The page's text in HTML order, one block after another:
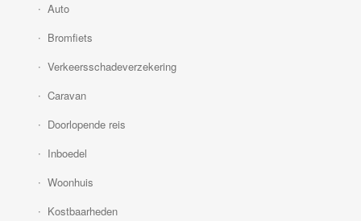
Auto
Bromfiets
Verkeersschadeverzekering
Caravan
Doorlopende reis
Inboedel
Woonhuis
Kostbaarheden